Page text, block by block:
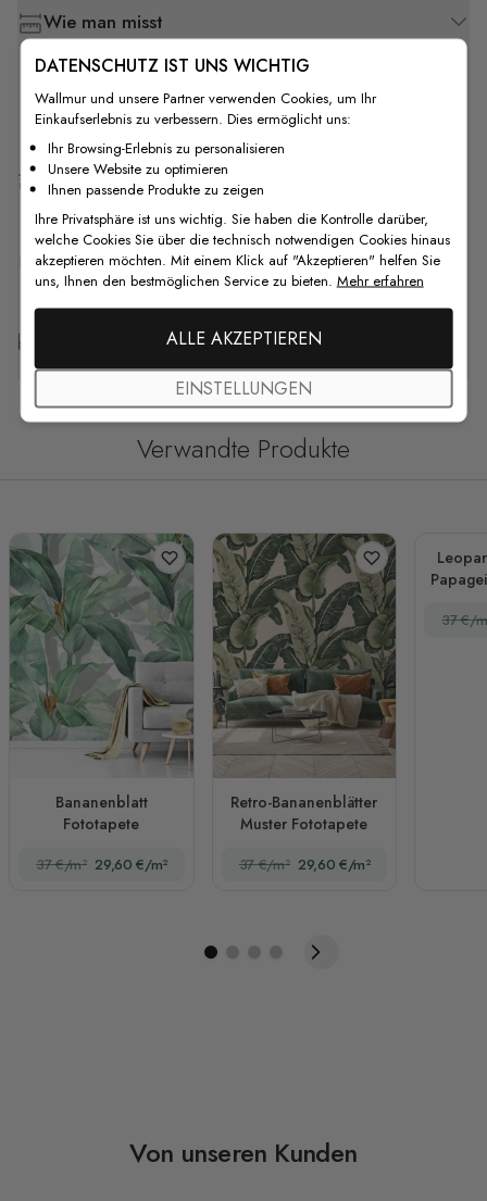
Wie man misst
Wie man installiert
Versand & Rückgabe
F.A.Q
Kostenlose Anpassung
Verwandte Produkte
Bananenblatt
Fototapete
37 €/m² 29,60 €/m²
Retro-Bananenblätter
Muster Fototapete
37 €/m² 29,60 €/m²
37 €/
Von unseren Kunden
DATENSCHUTZ IST UNS WICHTIG
Wallmur und unsere Partner verwenden Cookies, um Ihr
Einkaufserlebnis zu verbessern. Dies ermöglicht uns:
Ihr Browsing-Erlebnis zu personalisieren
Unsere Website zu optimieren
Ihnen passende Produkte zu zeigen
Ihre Privatsphäre ist uns wichtig. Sie haben die Kontrolle darüber,
welche Cookies Sie über die technisch notwendigen Cookies hinaus
akzeptieren möchten. Mit einem Klick auf "Akzeptieren" helfen Sie
uns, Ihnen den bestmöglichen Service zu bieten. Mehr erfahren
ALLE AKZEPTIEREN
EINSTELLUNGEN